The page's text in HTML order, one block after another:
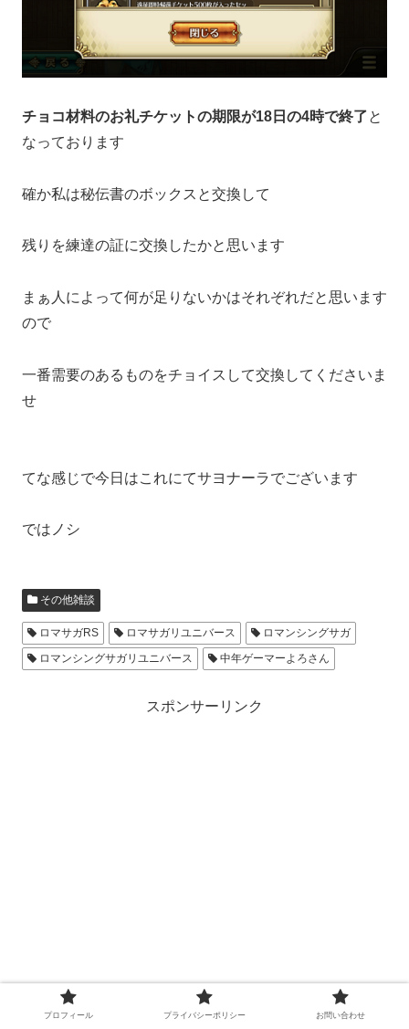
チョコ材料のお礼チケットの期限が18日の4時で終了と
なっております
確か私は秘伝書のボックスと交換して
残りを練達の証に交換したかと思います
まぁ人によって何が足りないかはそれぞれだと思います
ので
一番需要のあるものをチョイスして交換してくださいま
せ
てな感じで今日はこれにてサヨナーラでございます
ではノシ
その他雑談
ロマサガRS ロマサガリユニバース
ロマンシングサガ
ロマンシングサガリユニバース
中年ゲーマーよろさん
スポンサーリンク
シェアする
プロフィール プライバシーポリシー お問い合わせ